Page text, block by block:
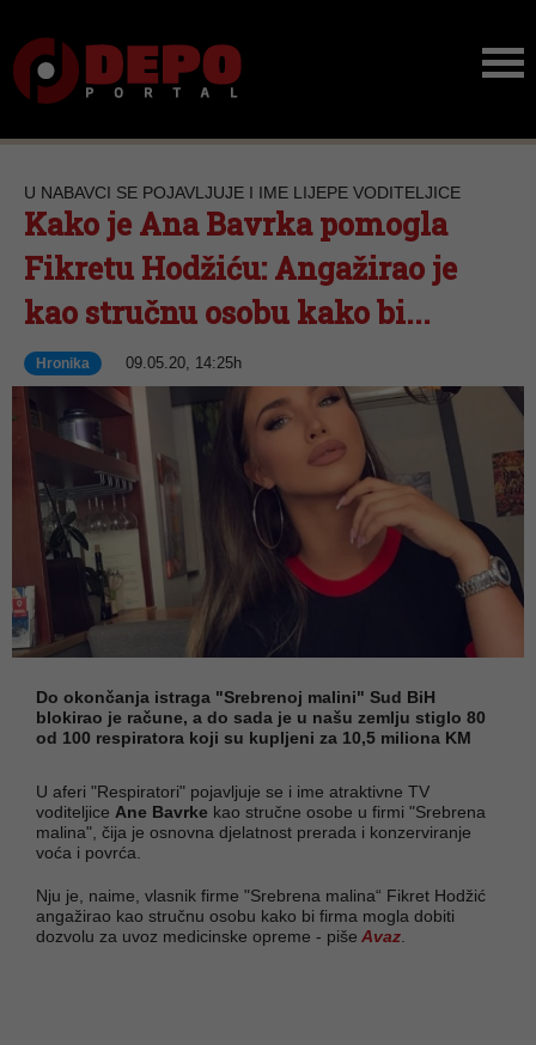
U NABAVCI SE POJAVLJUJE I IME LIJEPE VODITELJICE
Kako je Ana Bavrka pomogla
Fikretu Hodžiću: Angažirao je
kao stručnu osobu kako bi...
Hronika 09.05.20, 14:25h
Do okončanja istraga "Srebrenoj malini" Sud BiH
blokirao je račune, a do sada je u našu zemlju stiglo 80
od 100 respiratora koji su kupljeni za 10,5 miliona KM
U aferi "Respiratori" pojavljuje se i ime atraktivne TV
voditeljice Ane Bavrke kao stručne osobe u firmi "Srebrena
malina", čija je osnovna djelatnost prerada i konzerviranje
voća i povrća.
Nju je, naime, vlasnik firme "Srebrena malina“ Fikret Hodžić
angažirao kao stručnu osobu kako bi firma mogla dobiti
dozvolu za uvoz medicinske opreme - piše Avaz